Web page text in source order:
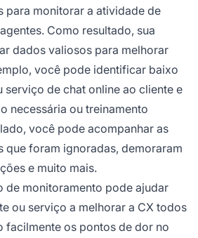
para monitorar a atividade de
Como resultado, sua
dados valiosos para melhorar
você pode identificar baixo
serviço de chat online ao cliente e
necessária ou treinamento
você pode acompanhar as
que foram ignoradas, demoraram
e muito mais.
de monitoramento pode ajudar
ou serviço a melhorar a CX todos
facilmente os pontos de dor no